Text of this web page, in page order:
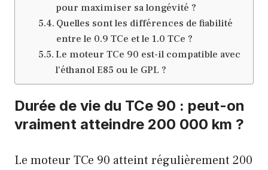
pour maximiser sa longévité ?
Quelles sont les différences de fiabilité
entre le 0.9 TCe et le 1.0 TCe ?
Le moteur TCe 90 est-il compatible avec
l’éthanol E85 ou le GPL ?
Durée de vie du TCe 90 : peut-on
vraiment atteindre 200 000 km ?
Le moteur TCe 90 atteint régulièrement 200